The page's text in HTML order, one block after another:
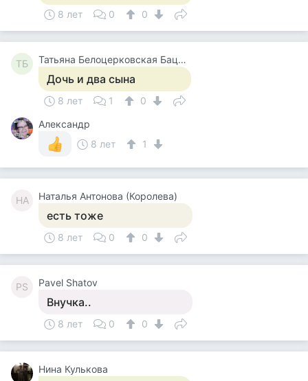
8 лет 0 0
ТБ Татьяна Белоцерковская Бацманова
Дочь и два сына
8 лет 1
0
Александр
8 лет
1
НА Наталья Антонова (Королева)
есть тоже
8 лет 0 0
PS Pavel Shatov
Внучка..
8 лет 0 0
Нина Кулькова